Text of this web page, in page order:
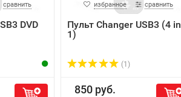
сравнить
DVD
избранное сравнить
Пульт Changer USB3 (4 in
1)
(1)
850 руб.